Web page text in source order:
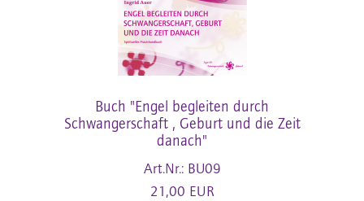
Buch "Engel begleiten durch
Schwangerschaft , Geburt und die Zeit
danach"
Art.Nr.: BU09
21,00 EUR